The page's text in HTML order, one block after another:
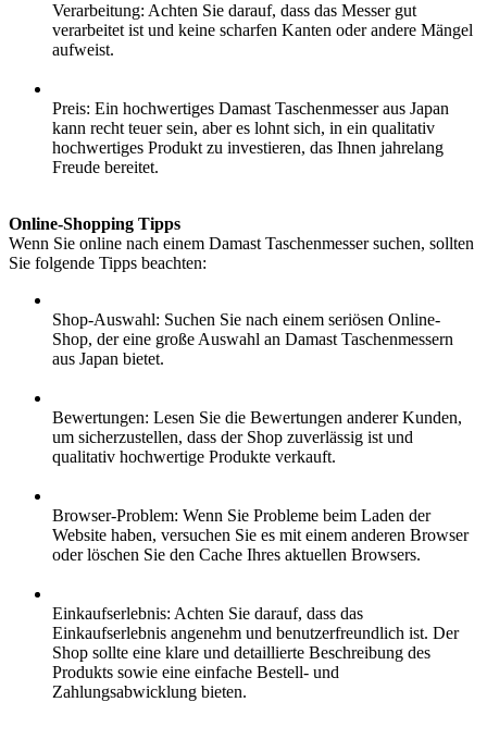
Verarbeitung: Achten Sie darauf, dass das Messer gut
verarbeitet ist und keine scharfen Kanten oder andere Mängel
aufweist.
Preis: Ein hochwertiges Damast Taschenmesser aus Japan
kann recht teuer sein, aber es lohnt sich, in ein qualitativ
hochwertiges Produkt zu investieren, das Ihnen jahrelang
Freude bereitet.
Online-Shopping Tipps
Wenn Sie online nach einem Damast Taschenmesser suchen, sollten
Sie folgende Tipps beachten:
Shop-Auswahl: Suchen Sie nach einem seriösen Online-
Shop, der eine große Auswahl an Damast Taschenmessern
aus Japan bietet.
Bewertungen: Lesen Sie die Bewertungen anderer Kunden,
um sicherzustellen, dass der Shop zuverlässig ist und
qualitativ hochwertige Produkte verkauft.
Browser-Problem: Wenn Sie Probleme beim Laden der
Website haben, versuchen Sie es mit einem anderen Browser
oder löschen Sie den Cache Ihres aktuellen Browsers.
Einkaufserlebnis: Achten Sie darauf, dass das
Einkaufserlebnis angenehm und benutzerfreundlich ist. Der
Shop sollte eine klare und detaillierte Beschreibung des
Produkts sowie eine einfache Bestell- und
Zahlungsabwicklung bieten.